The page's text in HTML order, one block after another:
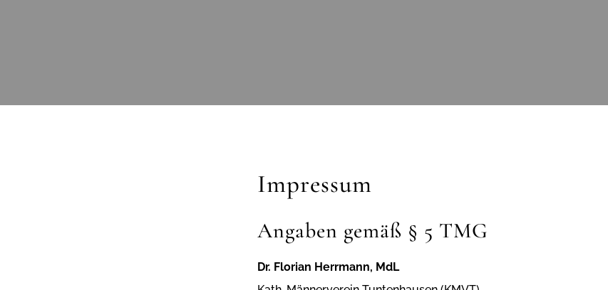
Impressum
Angaben gemäß § 5 TMG
Dr. Florian Herrmann, MdL